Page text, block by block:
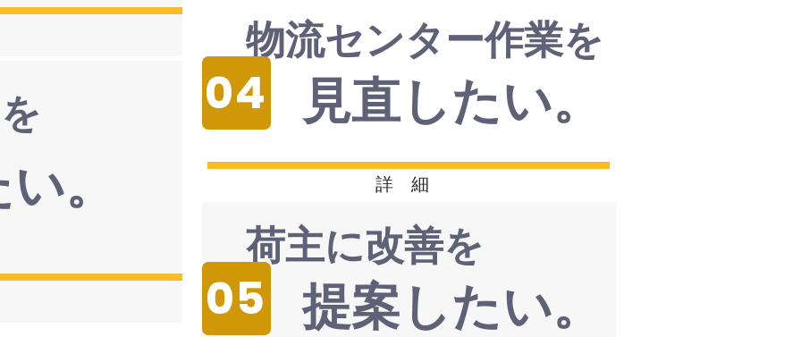
。
物流センター作業を
04 見直したい。
詳 細
荷主に改善を
05 提案したい。